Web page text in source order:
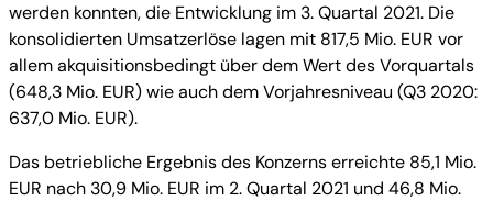
werden konnten, die Entwicklung im 3. Quartal 2021. Die
konsolidierten Umsatzerlöse lagen mit 817,5 Mio. EUR vor
allem akquisitionsbedingt über dem Wert des Vorquartals
(648,3 Mio. EUR) wie auch dem Vorjahresniveau (Q3 2020:
637,0 Mio. EUR).
Das betriebliche Ergebnis des Konzerns erreichte 85,1 Mio.
EUR nach 30,9 Mio. EUR im 2. Quartal 2021 und 46,8 Mio.